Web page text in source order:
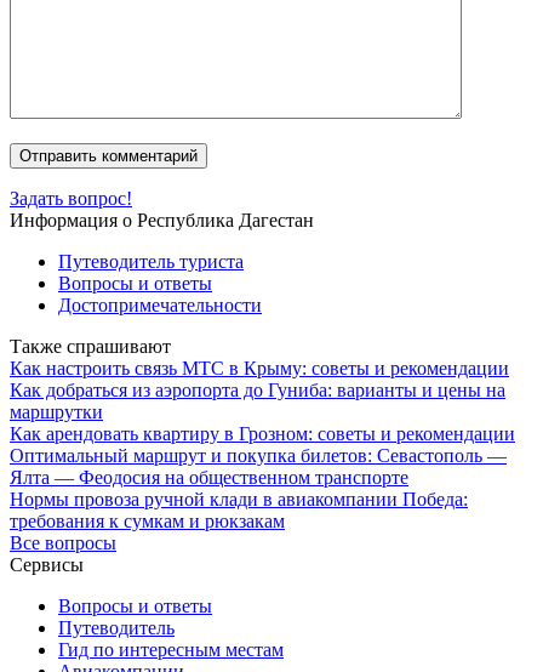
Задать вопрос!
Информация о Республика Дагестан
Путеводитель туриста
Вопросы и ответы
Достопримечательности
Также спрашивают
Как настроить связь МТС в Крыму: советы и рекомендации
Как добраться из аэропорта до Гуниба: варианты и цены на
маршрутки
Как арендовать квартиру в Грозном: советы и рекомендации
Оптимальный маршрут и покупка билетов: Севастополь —
Ялта — Феодосия на общественном транспорте
Нормы провоза ручной клади в авиакомпании Победа:
требования к сумкам и рюкзакам
Все вопросы
Сервисы
Вопросы и ответы
Путеводитель
Гид по интересным местам